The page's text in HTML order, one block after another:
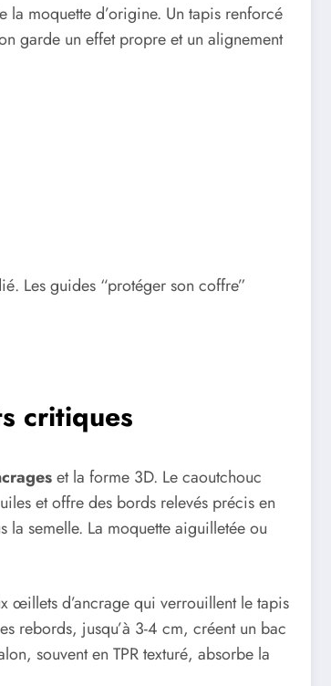
moquette d’origine. Un tapis renforcé
garde un effet propre et un alignement
Les guides “protéger son coffre”
critiques
et la forme 3D. Le caoutchouc
et offre des bords relevés précis en
la semelle. La moquette aiguilletée ou
œillets d’ancrage qui verrouillent le tapis
rebords, jusqu’à 3-4 cm, créent un bac
souvent en TPR texturé, absorbe la